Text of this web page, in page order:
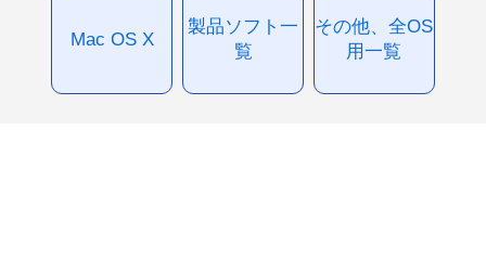
Mac OS X
製品ソフト一
覧
その他、全OS
用一覧